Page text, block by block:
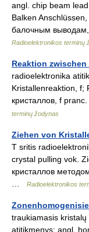
angl. chip beam
Balken
балочным
Radioelektronikos terminų
Reaktion
radioelektronika
Kristallenreaktion, f;
кристаллов, f
terminų žodynas
Ziehen von
T sritis
crystal pulling vok.
кристаллов
Radioelektronikos
traukiamasis
atitikmenys: angl.